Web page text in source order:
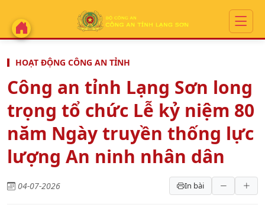
HOẠT ĐỘNG CÔNG AN TỈNH
Công an tỉnh Lạng Sơn long
trọng tổ chức Lễ kỷ niệm 80
năm Ngày truyền thống lực
lượng An ninh nhân dân
04-07-2026 In bài